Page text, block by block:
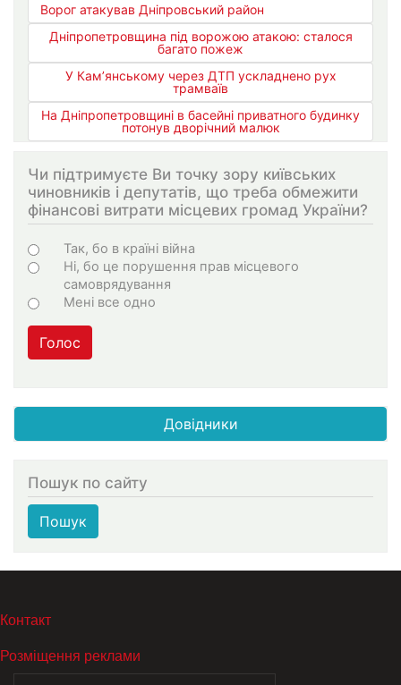
Ворог атакував Дніпровський район
Дніпропетровщина під ворожою атакою: сталося
багато пожеж
У Кам’янському через ДТП ускладнено рух
трамваїв
На Дніпропетровщині в басейні приватного будинку
потонув дворічний малюк
Чи підтримуєте Ви точку зору київських
чиновників і депутатів, що треба обмежити
фінансові витрати місцевих громад України?
Choices
Так, бо в країні війна
Ні, бо це порушення прав місцевого
самоврядування
Мені все одно
Голос
Довідники
Пошук по сайту
Пошук
МЕНЮ В ПОДВАЛЕ
Контакт
Розміщення реклами